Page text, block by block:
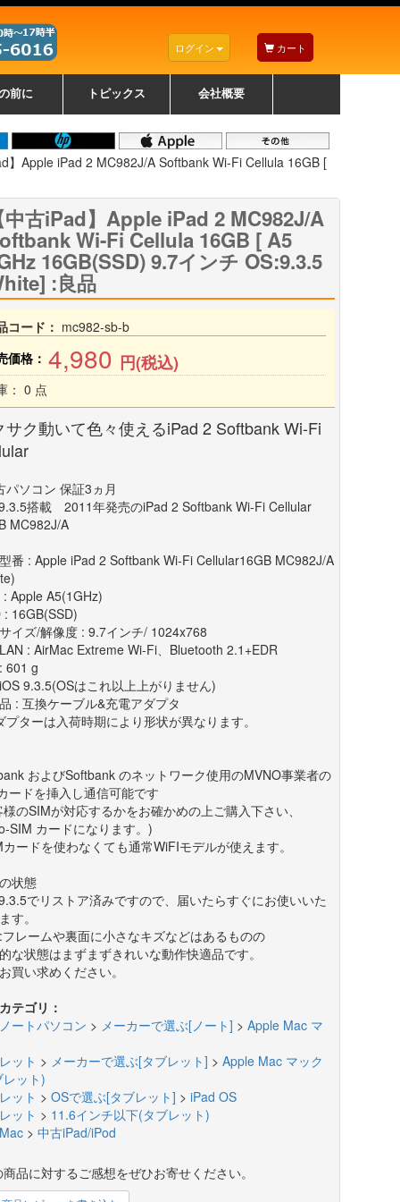
ログイン カート
前に トピックス 会社概要
】Apple iPad 2 MC982J/A Softbank Wi-Fi Cellula 16GB [
中古iPad】Apple iPad 2 MC982J/A
Wi-Fi Cellula 16GB [ A5
16GB(SSD) 9.7インチ OS:9.3.5
:良品
コード： mc982-sb-b
価格： 4,980 円(税込)
： 0 点
サク動いて色々使えるiPad 2 Softbank Wi-Fi
パソコン 保証3ヵ月
搭載 2011年発売のiPad 2 Softbank Wi-Fi Cellular
MC982J/A
番 : Apple iPad 2 Softbank Wi-Fi Cellular16GB MC982J/A
: Apple A5(1GHz)
: 16GB(SSD)
イズ/解像度 : 9.7インチ/ 1024x768
: AirMac Extreme Wi-Fi、Bluetooth 2.1+EDR
601 g
9.3.5(OSはこれ以上上がりません)
: 互換ケーブル&充電アダプタ
プターは入荷時期により形状が異なります。
およびSoftbank のネットワーク使用のMVNO事業者の
ードを挿入し通信可能です
のSIMが対応するかをお確かめの上ご購入下さい、
SIM カードになります。)
ードを使わなくても通常WiFIモデルが使えます。
状態
でリストア済みですので、届いたらすぐにお使いいた
す。
フレームや裏面に小さなキズなどはあるものの
な状態はまずまずきれいな動作快適品です。
買い求めください。
テゴリ：
ートパソコン > メーカーで選ぶ[ノート] > Apple Mac マ
ット > メーカーで選ぶ[タブレット] > Apple Mac マック
レット)
ット > OSで選ぶ[タブレット] > iPad OS
ット > 11.6インチ以下(タブレット)
> 中古iPad/iPod
商品に対するご感想をぜひお寄せください。